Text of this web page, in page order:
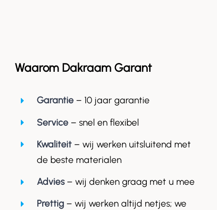
Waarom Dakraam Garant
Garantie– 10 jaar garantie
Service – snel en flexibel
Kwaliteit– wij werken uitsluitend met
de beste materialen
Advies– wij denken graag met u mee
Prettig– wij werken altijd netjes; we